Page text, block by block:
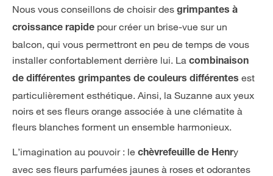
Nous vous conseillons de choisir des grimpantes à
croissance rapide pour créer un brise-vue sur un
balcon, qui vous permettront en peu de temps de vous
installer confortablement derrière lui. La combinaison
de différentes grimpantes de couleurs différentes est
particulièrement esthétique. Ainsi, la Suzanne aux yeux
noirs et ses fleurs orange associée à une clématite à
fleurs blanches forment un ensemble harmonieux.
L’imagination au pouvoir : le chèvrefeuille de Henry
avec ses fleurs parfumées jaunes à roses et odorantes